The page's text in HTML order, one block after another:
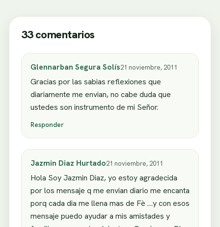
33 comentarios
Glennarban Segura Solís21 noviembre, 2011
Gracias por las sabias reflexiones que
diariamente me envian, no cabe duda que
ustedes son instrumento de mi Señor.
Responder
Jazmin Diaz Hurtado21 noviembre, 2011
Hola Soy Jazmin Diaz, yo estoy agradecida
por los mensaje q me envian diario me encanta
porq cada dia me llena mas de Fè …y con esos
mensaje puedo ayudar a mis amistades y